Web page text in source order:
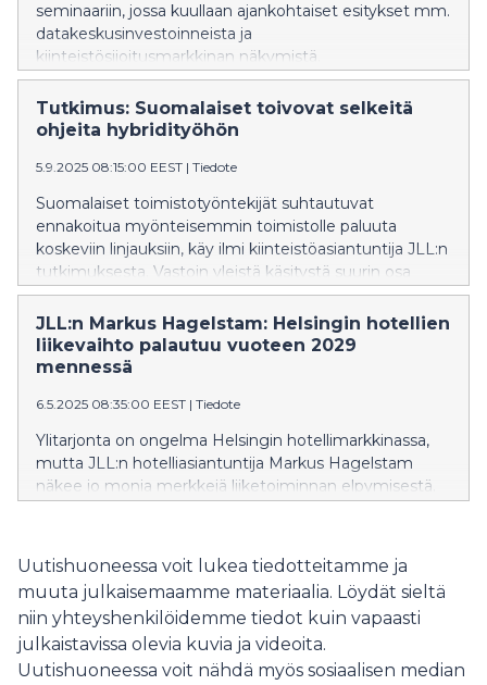
seminaariin, jossa kuullaan ajankohtaiset esitykset mm.
datakeskusinvestoinneista ja
kiinteistösijoitusmarkkinan näkymistä.
Kiinteistöasiantuntija JLL järjestää seminaarin
Musiikkitalon Paavo-salissa (Mannerheimintie 13
A,00100 Helsinki) TORSTAINA 18.9.2025 klo 8.30 -
Tutkimus: Suomalaiset toivovat selkeitä
ohjeita hybridityöhön
5.9.2025 08:15:00 EEST | Tiedote
Suomalaiset toimistotyöntekijät suhtautuvat
ennakoitua myönteisemmin toimistolle paluuta
koskeviin linjauksiin, käy ilmi kiinteistöasiantuntija JLL:n
tutkimuksesta. Vastoin yleistä käsitystä suurin osa
työntekijöistä ei kaipaa rajatonta vapautta tai 100-
prosenttista etätyötä, vaan toivoo selkeitä linjauksia
työnteon paikan ja ajan suhteen.
JLL:n Markus Hagelstam: Helsingin hotellien
liikevaihto palautuu vuoteen 2029
mennessä
6.5.2025 08:35:00 EEST | Tiedote
Ylitarjonta on ongelma Helsingin hotellimarkkinassa,
mutta JLL:n hotelliasiantuntija Markus Hagelstam
näkee jo monia merkkejä liiketoiminnan elpymisestä.
amerikkalaisia matkailijoita.
Uutishuoneessa voit lukea tiedotteitamme ja
muuta julkaisemaamme materiaalia. Löydät sieltä
niin yhteyshenkilöidemme tiedot kuin vapaasti
julkaistavissa olevia kuvia ja videoita.
Uutishuoneessa voit nähdä myös sosiaalisen median